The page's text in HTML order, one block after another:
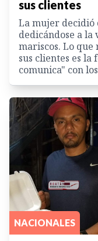
sus clientes
La mujer decidió
dedicándose a la
mariscos. Lo
sus clientes es la
comunica" con
NACIONALES